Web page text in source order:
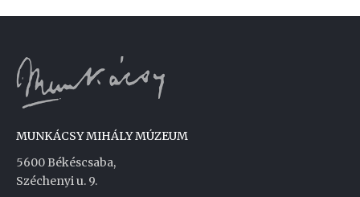
MUNKÁCSY MIHÁLY MÚZEUM
5600 Békéscsaba,
Széchenyi u. 9.